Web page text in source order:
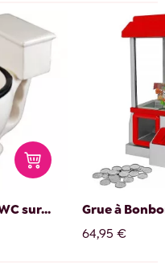
sur...
Grue à
64,95 €